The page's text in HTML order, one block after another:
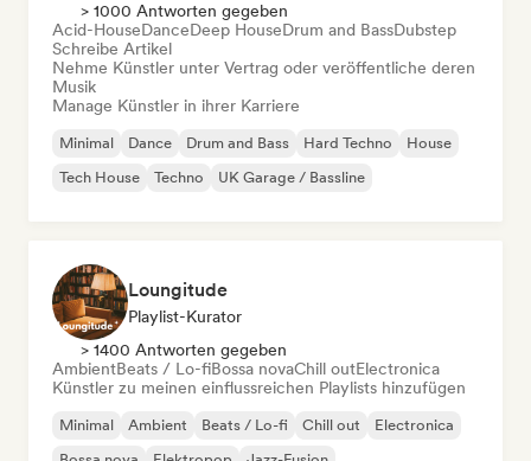
> 1000 Antworten gegeben
Acid-HouseDanceDeep HouseDrum and BassDubstep
Schreibe Artikel
Nehme Künstler unter Vertrag oder veröffentliche deren
Musik
Manage Künstler in ihrer Karriere
Minimal Dance Drum and Bass Hard Techno
House
Tech House
Techno UK Garage / Bassline
Loungitude
Playlist-Kurator
> 1400 Antworten gegeben
AmbientBeats / Lo-fiBossa novaChill outElectronica
Künstler zu meinen einflussreichen Playlists hinzufügen
Minimal Ambient Beats / Lo-fi Chill out
Electronica